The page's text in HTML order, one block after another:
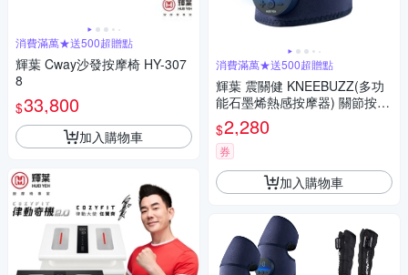
消費滿萬★送500超贈點
輝葉 Cway沙發按摩椅 HY-307
8
$33,800
加入購物車
消費滿萬★送500超贈點
輝葉 震關健 KNEEBUZZ(多功
能石墨烯熱感按摩器) 關節按摩
膝蓋按摩 HY-762
$2,280
券
加入購物車